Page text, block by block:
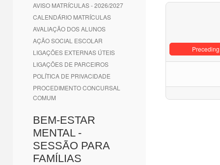
AVISO MATRÍCULAS - 2026/2027
CALENDÁRIO MATRÍCULAS
AVALIAÇÃO DOS ALUNOS
AÇÃO SOCIAL ESCOLAR
LIGAÇÕES EXTERNAS ÚTEIS
LIGAÇÕES DE PARCEIROS
POLÍTICA DE PRIVACIDADE
PROCEDIMENTO CONCURSAL
COMUM
BEM-ESTAR
MENTAL -
SESSÃO PARA
FAMÍLIAS